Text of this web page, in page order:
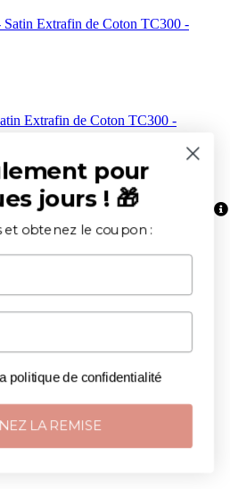
Extrafin de Coton TC300 -
Extrafin de Coton TC300 -
sans intérêts avec
pour
jours ! 🎁
et obtenez le coupon :
politique de confidentialité
LA REMISE